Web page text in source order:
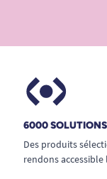
6000
Des produits
rendons